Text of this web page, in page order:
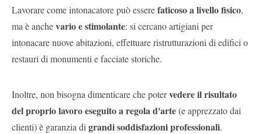
Lavorare come intonacatore può esserefaticoso a livello fisico,
ma è anchevario e stimolante: si cercano artigiani per
intonacare nuove abitazioni, effettuare ristrutturazioni di edifici o
restauri di monumenti e facciate storiche.
Inoltre, non bisogna dimenticare che potervedere il risultato
del proprio lavoro eseguito a regola d'arte(e apprezzato dai
clienti) è garanzia di grandi soddisfazioni professionali.